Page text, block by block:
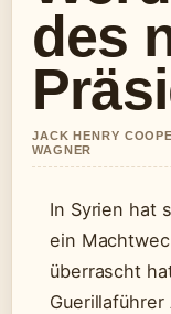
des
JACK HENRY
WAGNER
In Syrien hat
ein
überrascht
Guerillaführer